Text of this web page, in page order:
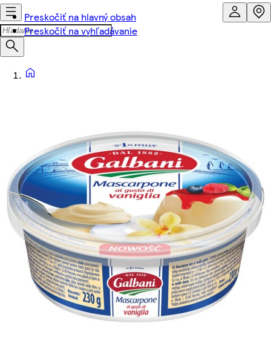
Preskočiť na hlavný obsah
Preskočiť na vyhľadávanie